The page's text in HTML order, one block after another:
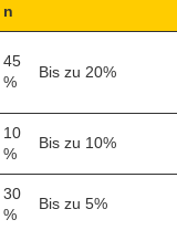
n
45
%
Bis zu 20%
10
%
Bis zu 10%
30
%
Bis zu 5%